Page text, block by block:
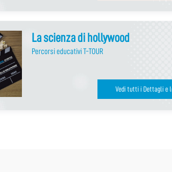
La scienza di hollywood
Percorsi educativi T-TOUR
Vedi tutti i Dettagli e